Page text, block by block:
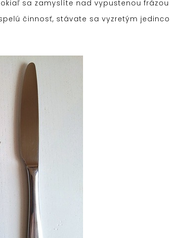
sa zamyslíte nad vypustenou
činnosť, stávate sa vyzretým